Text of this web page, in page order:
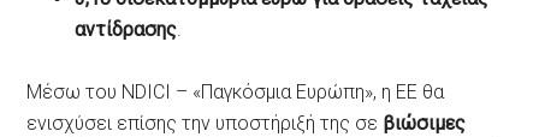
αντίδρασης.
Μέσω του NDICI – «Παγκόσμια Ευρώπη», η ΕΕ θα
ενισχύσει επίσης την υποστήριξή της σε βιώσιμες